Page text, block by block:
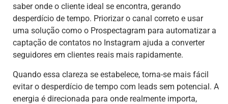
saber onde o cliente ideal se encontra, gerando
desperdício de tempo. Priorizar o canal correto e usar
uma solução como o Prospectagram para automatizar a
captação de contatos no Instagram ajuda a converter
seguidores em clientes reais mais rapidamente.
Quando essa clareza se estabelece, torna-se mais fácil
evitar o desperdício de tempo com leads sem potencial. A
energia é direcionada para onde realmente importa,